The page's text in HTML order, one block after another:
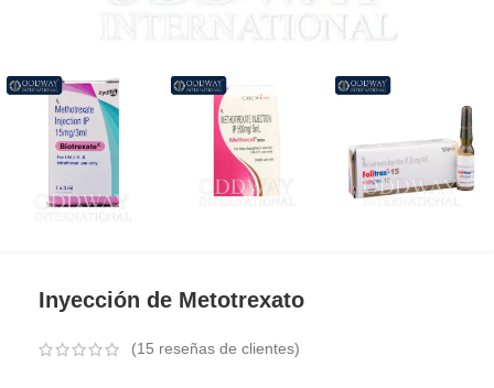
Inyección de Metotrexato
(15 reseñas de clientes)